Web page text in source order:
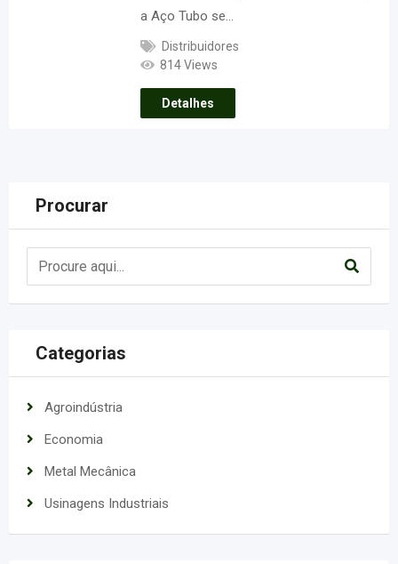
a Aço Tubo se…
Distribuidores
814 Views
Detalhes
Procurar
Categorias
Agroindústria
Economia
Metal Mecânica
Usinagens Industriais